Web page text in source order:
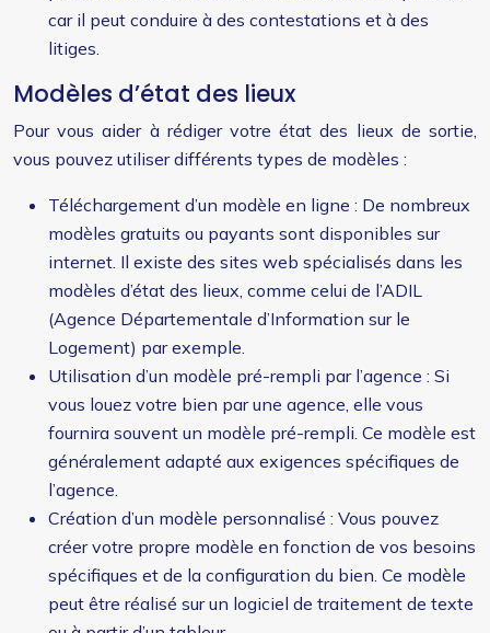
car il peut conduire à des contestations et à des
litiges.
Modèles d’état des lieux
Pour vous aider à rédiger votre état des lieux de sortie,
vous pouvez utiliser différents types de modèles :
Téléchargement d’un modèle en ligne : De nombreux
modèles gratuits ou payants sont disponibles sur
internet. Il existe des sites web spécialisés dans les
modèles d’état des lieux, comme celui de l’ADIL
(Agence Départementale d’Information sur le
Logement) par exemple.
Utilisation d’un modèle pré-rempli par l’agence : Si
vous louez votre bien par une agence, elle vous
fournira souvent un modèle pré-rempli. Ce modèle est
généralement adapté aux exigences spécifiques de
l’agence.
Création d’un modèle personnalisé : Vous pouvez
créer votre propre modèle en fonction de vos besoins
spécifiques et de la configuration du bien. Ce modèle
peut être réalisé sur un logiciel de traitement de texte